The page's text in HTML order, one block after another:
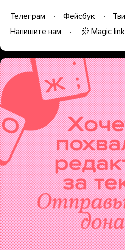
Телеграм Фейсбук
Напишите нам
Magic link